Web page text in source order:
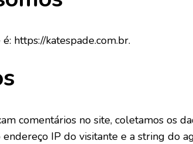
https://katespade.com.br.
comentários no site, coletamos os
IP do visitante e a string do